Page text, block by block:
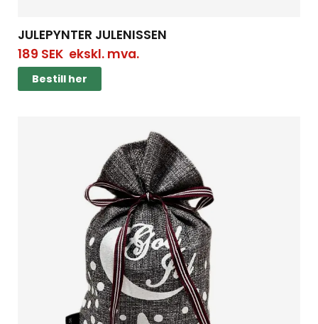
JULEPYNTER JULENISSEN
189 SEKekskl. mva.
Bestill her